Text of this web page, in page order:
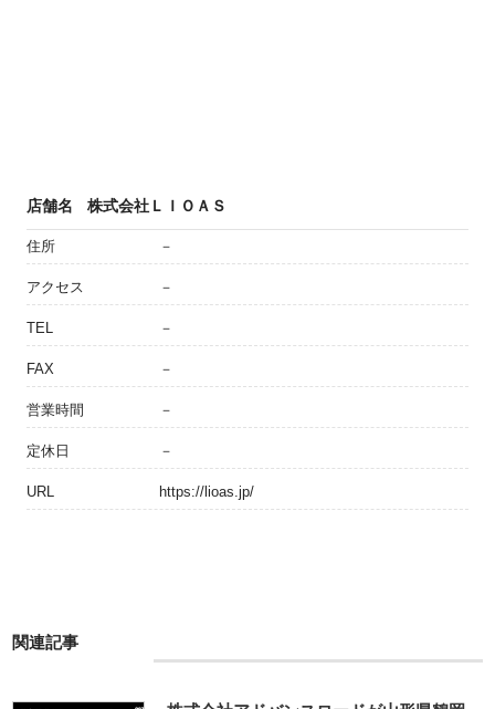
店舗名 株式会社ＬＩＯＡＳ
住所 －
アクセス －
TEL －
FAX －
営業時間 －
定休日 －
URL https://lioas.jp/
関連記事